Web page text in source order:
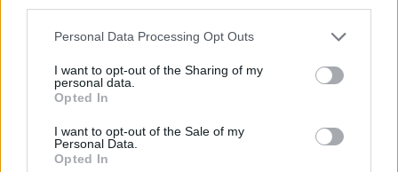
Personal Data Processing Opt Outs
I want to opt-out of the Sharing of my
personal data.
Opted In
I want to opt-out of the Sale of my
Personal Data.
Opted In
OLIMPIA
Még egy vereség a román
pólóválogatottnak, nem jutnak tovább
olasz csapat a román válogatottnak a párizsi olimpiai
játékok férfi vízilabda-tornáján.